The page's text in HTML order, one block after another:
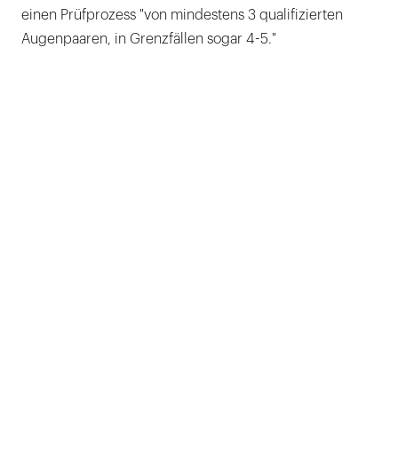
einen Prüfprozess "von mindestens 3 qualifizierten
Augenpaaren, in Grenzfällen sogar 4-5."